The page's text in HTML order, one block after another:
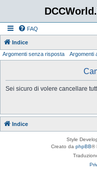
FAQ
Indice
Argomenti senza risposta Argomenti
Sei sicuro di volere cancellare
Indice
Style
Creato da phpBB®